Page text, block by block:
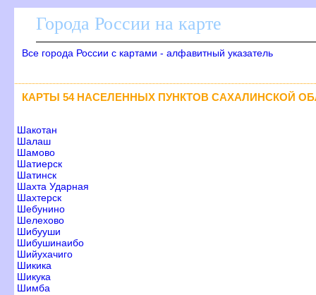
Города России на карте
се города России с картами - алфавитный указатель
КАРТЫ 54 НАСЕЛЕННЫХ ПУНКТОВ САХАЛИНСКОЙ
Шакотан
Шалаш
Шамово
Шатиерск
Шатинск
Шахта Ударная
Шахтерск
Шебунино
Шелехово
Шибууши
Шибушинаибо
Шийухачиго
Шикика
Шикука
Шимба